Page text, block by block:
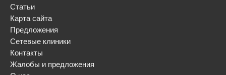
Статьи
Карта сайта
Предложения
Сетевые клиники
Контакты
Жалобы и предложения